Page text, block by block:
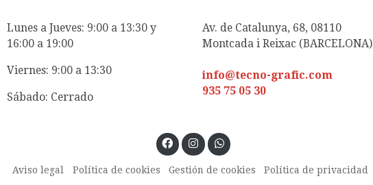
Lunes a Jueves: 9:00 a 13:30 y
16:00 a 19:00
Viernes: 9:00 a 13:30
Sábado: Cerrado
Av. de Catalunya, 68, 08110
Montcada i Reixac (BARCELONA)
info@tecno-grafic.com
935 75 05 30
Aviso legal Política de cookies Gestión de cookies Política de privacidad